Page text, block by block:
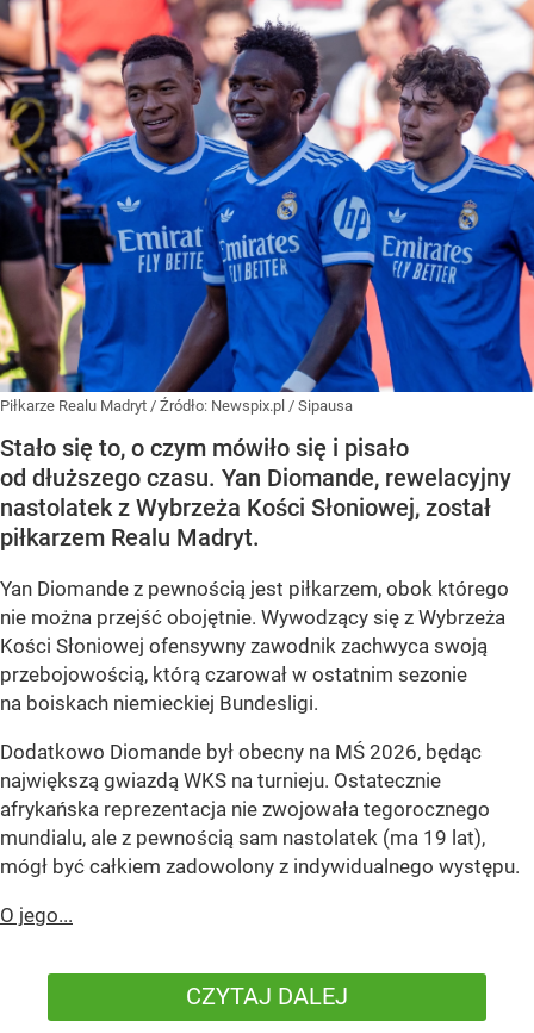
Piłkarze Realu Madryt / Źródło: Newspix.pl / Sipausa
Stało się to, o czym mówiło się i pisało
od dłuższego czasu. Yan Diomande, rewelacyjny
nastolatek z Wybrzeża Kości Słoniowej, został
piłkarzem Realu Madryt.
Yan Diomande z pewnością jest piłkarzem, obok którego
nie można przejść obojętnie. Wywodzący się z Wybrzeża
Kości Słoniowej ofensywny zawodnik zachwyca swoją
przebojowością, którą czarował w ostatnim sezonie
na boiskach niemieckiej Bundesligi.
Dodatkowo Diomande był obecny na MŚ 2026, będąc
największą gwiazdą WKS na turnieju. Ostatecznie
afrykańska reprezentacja nie zwojowała tegorocznego
mundialu, ale z pewnością sam nastolatek (ma 19 lat),
mógł być całkiem zadowolony z indywidualnego występu.
O jego...
CZYTAJ DALEJ